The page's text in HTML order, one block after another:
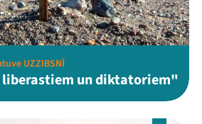
Veikals
Kontakti
UZZIBSNĪ
un diktatoriem"